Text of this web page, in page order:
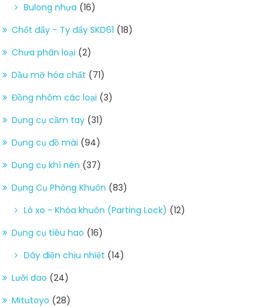
Bulong nhựa (16)
Chốt đẩy - Ty đẩy SKD61 (18)
Chưa phân loại (2)
Dầu mỡ hóa chất (71)
Đồng nhôm các loại (3)
Dụng cụ cầm tay (31)
Dụng cụ đồ mài (94)
Dụng cụ khí nén (37)
Dụng Cụ Phòng Khuôn (83)
Lò xo - Khóa khuôn (Parting Lock) (12)
Dụng cụ tiêu hao (16)
Dây điện chịu nhiệt (14)
Lưỡi dao (24)
Mitutoyo (28)